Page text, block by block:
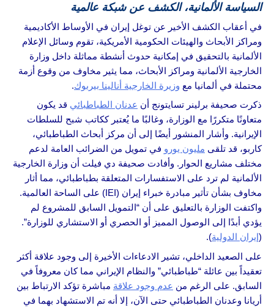
السياسة الألمانية، الكشف عن شبكة عالمية
في أعقاب الكشف الأخير عن توغل إيران في الأوساط الأكاديمية
ومراكز الأبحاث والهيئات الحكومية الأمريكية، تقوم وسائل الإعلام
الألمانية بالتحقيق في إمكانية حدوث أنشطة مماثلة داخل وزارة
الخارجية الألمانية ومراكز الأبحاث، مما يثير مخاوف من وقوع أزمة
محتملة في ألمانيا مع وزيرة الخارجية أنالينا بيربوك.
ذكرت صحيفة برلينر تسايتونج أن عدنان الطباطبائي قد يكون
متعاونًا متكررًا مع الوزارة، وغالبًا ما يُعتبر ككاتب شبح للسلطات
الإيرانية. وأشار المنشور أيضًا إلى أن مركز أبحاث الطباطبائي،
كاربو، قد تلقى مليون يورو في تمويل من الضرائب العامة لدعم
مختلف مشاريع الحوار. وأفادت صحيفة دي فيلت أن وزارة الخارجية
الألمانية لم ترد على الاستفسارات المتعلقة بطباطبائي، مما أثار
مخاوف بشأن تأثير مبادرة خبراء إيران (IEI) على الساحة العالمية.
واكتفت الوزارة بالتعليق على أن “التمويل السابق للمشروع لم
يؤدي أبدًا إلى الوصول المميز أو الحصري أو الاستشاري للوزارة”.
(إيران الدولية).
على الصعيد الداخلي، تشير الادعاءات الأخيرة إلى وجود علاقة أكثر
تعقيداً بين عائلة “طباطبائي” والنظام الإيراني مما كان معروفاً في
السابق. على الرغم من عدم وجود علاقة مباشرة تؤكد الارتباط بين
أريانا وعدنان الطباطبائي حتى الآن، إلا أنه تم الاستشهاد بهما في